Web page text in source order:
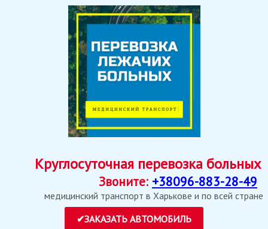
Круглосуточная перевозка больных
Звоните: +38096-883-28-49
медицинский транспорт в Харькове и по всей стране